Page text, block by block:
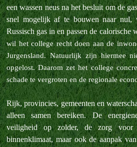
een wassen neus na het besluit om de
snel mogelijk af te bouwen naar nul,
Russisch gas in en passen de calorische
wil het college recht doen aan de
Jurgensland. Natuurlijk zijn hiermee
opgelost. Daarom zet het college
schade te vergroten en deregionale
Rijk, provincies, gemeenten en
alleen samen bereiken. De
veiligheid op zolder, de zorg voor
binnenklimaat, maar ook de aanpak